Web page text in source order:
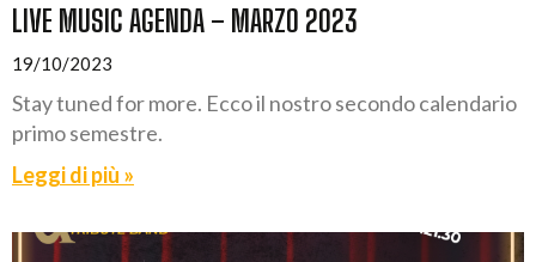
LIVE MUSIC AGENDA – MARZO 2023
19/10/2023
Stay tuned for more. Ecco il nostro secondo calendario
primo semestre.
Leggi di più »